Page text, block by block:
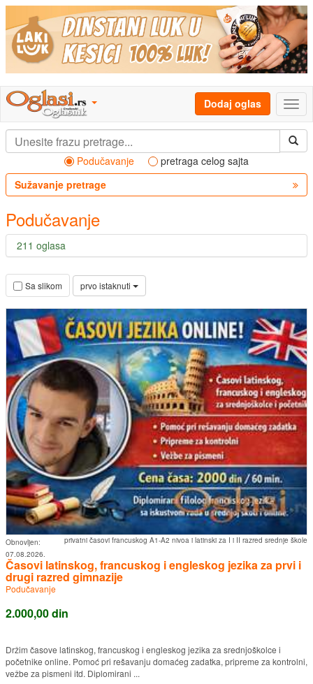
Dodaj oglas
Podučavanje
pretraga celog sajta
Sužavanje pretrage
Podučavanje
211 oglasa
Sa slikom prvo istaknuti
privatni časovi francuskog A1-A2 nivoa i latinski za I i II razred srednje škole
Obnovljen:
07.08.2026.
Časovi latinskog, francuskog i engleskog jezika za prvi i
drugi razred gimnazije
Podučavanje
2.000,00 din
Držim časove latinskog, francuskog i engleskog jezika za srednjoškolce i
početnike online. Pomoć pri rešavanju domaćeg zadatka, pripreme za kontrolni,
vežbe za pismeni itd. Diplomirani ...